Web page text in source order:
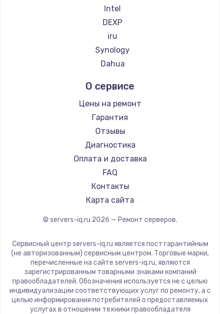
Intel
DEXP
iru
Synology
Dahua
О сервисе
Цены на ремонт
Гарантия
Отзывы
Диагностика
Оплата и доставка
FAQ
Контакты
Карта сайта
© servers-iq.ru 2026 — Ремонт серверов.
Сервисный центр servers-iq.ru является пост гарантийным
(не авторизованным) сервисным центром. Торговые марки,
перечисленные на сайте servers-iq.ru, являются
зарегистрированным товарными знаками компаний
правообладателей. Обозначения используется не с целью
индивидуализации соответствующих услуг по ремонту, а с
целью информирования потребителей о предоставляемых
услугах в отношении техники правообладателя